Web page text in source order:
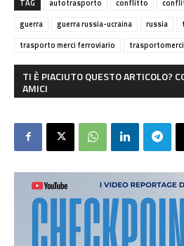
TAG autotrasporto conflitto
guerra
guerra russia-ucraina russia
trasporto merci ferroviario
trasportomerci
TI È PIACIUTO QUESTO ARTICOLO?
AMICI